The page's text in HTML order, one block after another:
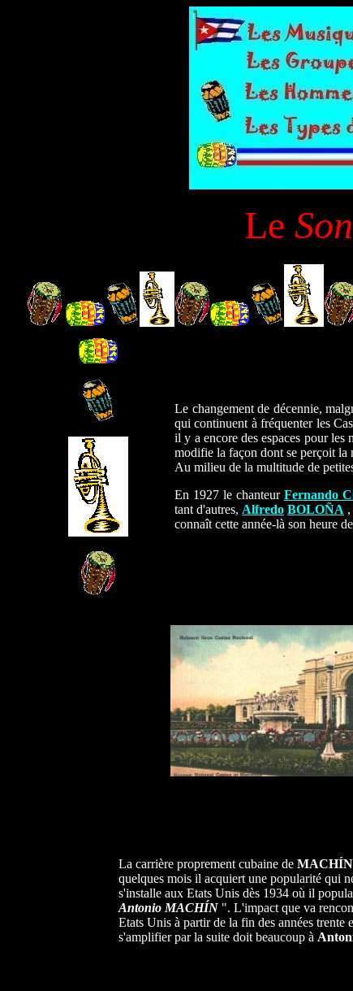
Le Son
Le changement de décennie,
qui continuent à fréquenter les
il y a encore des espaces pour
modifie la façon dont se perçoit la
Au milieu de la multitude de
En 1927 le chanteur Fernando
tant d'autres, Alfredo BOLOÑA ,
connaît cette année-là son heure
La carrière proprement cubaine de MACHÍN
quelques mois il acquiert une popularité qui
s'installe aux Etats Unis dès 1934 où il
Antonio MACHÍN ". L'impact que va
Etats Unis à partir de la fin des années trente
s'amplifier par la suite doit beaucoup à